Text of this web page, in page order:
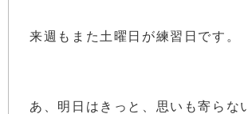
来週もまた土曜日が練習日です。
あ、明日はきっと、思いも寄らな